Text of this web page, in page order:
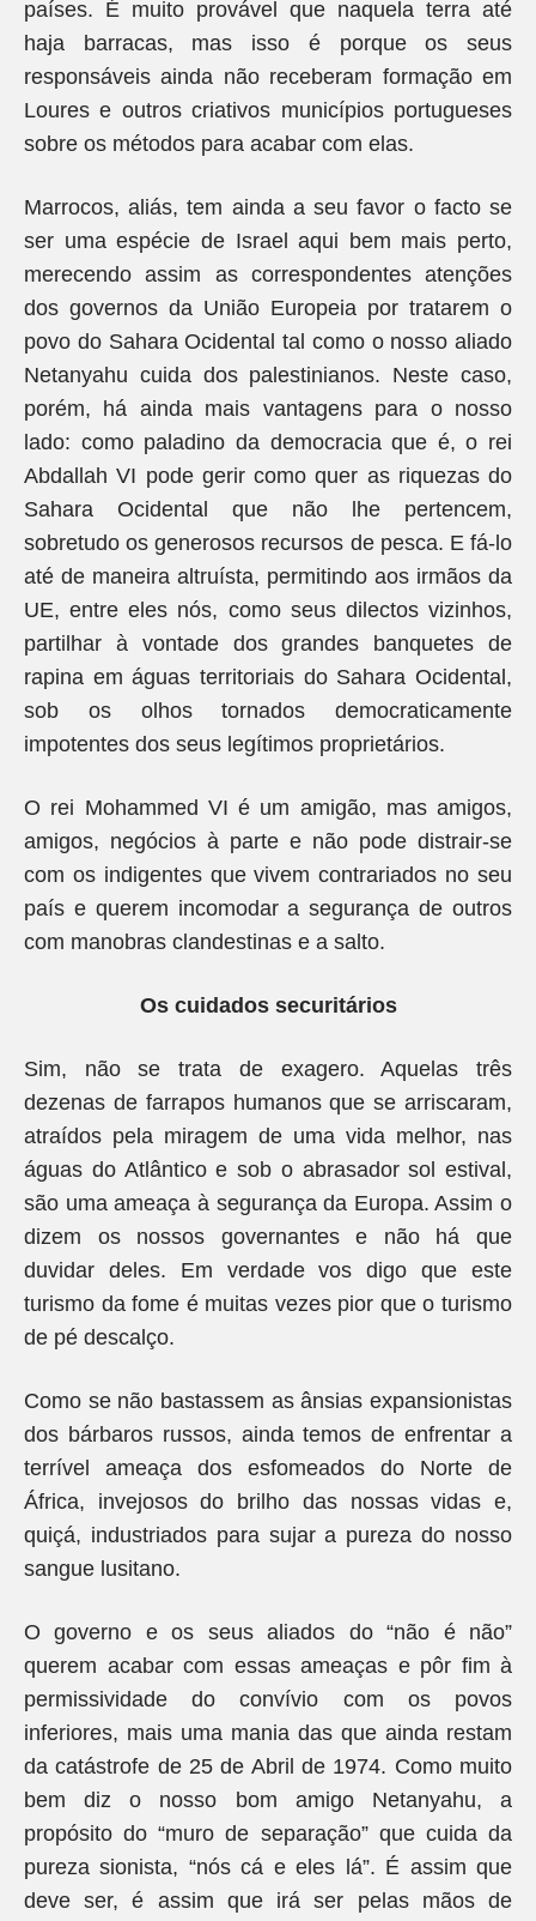
países. É muito provável que naquela terra até
haja barracas, mas isso é porque os seus
responsáveis ainda não receberam formação em
Loures e outros criativos municípios portugueses
sobre os métodos para acabar com elas.
Marrocos, aliás, tem ainda a seu favor o facto se
ser uma espécie de Israel aqui bem mais perto,
merecendo assim as correspondentes atenções
dos governos da União Europeia por tratarem o
povo do Sahara Ocidental tal como o nosso aliado
Netanyahu cuida dos palestinianos. Neste caso,
porém, há ainda mais vantagens para o nosso
lado: como paladino da democracia que é, o rei
Abdallah VI pode gerir como quer as riquezas do
Sahara Ocidental que não lhe pertencem,
sobretudo os generosos recursos de pesca. E fá-lo
até de maneira altruísta, permitindo aos irmãos da
UE, entre eles nós, como seus dilectos vizinhos,
partilhar à vontade dos grandes banquetes de
rapina em águas territoriais do Sahara Ocidental,
sob os olhos tornados democraticamente
impotentes dos seus legítimos proprietários.
O rei Mohammed VI é um amigão, mas amigos,
amigos, negócios à parte e não pode distrair-se
com os indigentes que vivem contrariados no seu
país e querem incomodar a segurança de outros
com manobras clandestinas e a salto.
Os cuidados securitários
Sim, não se trata de exagero. Aquelas três
dezenas de farrapos humanos que se arriscaram,
atraídos pela miragem de uma vida melhor, nas
águas do Atlântico e sob o abrasador sol estival,
são uma ameaça à segurança da Europa. Assim o
dizem os nossos governantes e não há que
duvidar deles. Em verdade vos digo que este
turismo da fome é muitas vezes pior que o turismo
de pé descalço.
Como se não bastassem as ânsias expansionistas
dos bárbaros russos, ainda temos de enfrentar a
terrível ameaça dos esfomeados do Norte de
África, invejosos do brilho das nossas vidas e,
quiçá, industriados para sujar a pureza do nosso
sangue lusitano.
O governo e os seus aliados do “não é não”
querem acabar com essas ameaças e pôr fim à
permissividade do convívio com os povos
inferiores, mais uma mania das que ainda restam
da catástrofe de 25 de Abril de 1974. Como muito
bem diz o nosso bom amigo Netanyahu, a
propósito do “muro de separação” que cuida da
pureza sionista, “nós cá e eles lá”. É assim que
deve ser, é assim que irá ser pelas mãos de